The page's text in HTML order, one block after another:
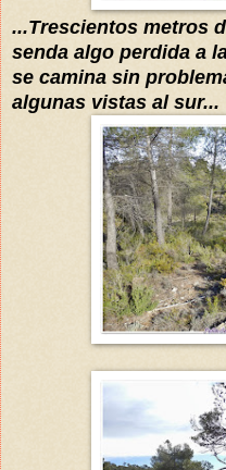
...Trescientos metros
senda algo perdida a
se camina sin
algunas vistas al sur...